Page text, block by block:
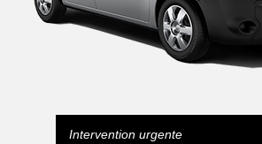
Intervention urgente